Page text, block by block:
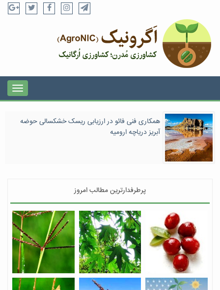
همکاری فنی فائو در ارزیابی ریسک خشکسالی حوضه
آبریز دریاچه ارومیه
پرطرفدارترین مطالب امروز